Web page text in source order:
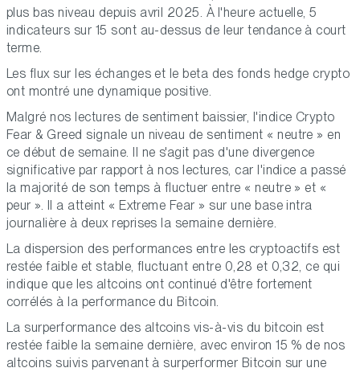
plus bas niveau depuis avril 2025. À l'heure actuelle, 5
indicateurs sur 15 sont au-dessus de leur tendance à court
terme.
Les flux sur les échanges et le beta des fonds hedge crypto
ont montré une dynamique positive.
Malgré nos lectures de sentiment baissier, l'indice Crypto
Fear & Greed signale un niveau de sentiment « neutre » en
ce début de semaine. Il ne s'agit pas d'une divergence
significative par rapport à nos lectures, car l'indice a passé
la majorité de son temps à fluctuer entre « neutre » et «
peur ». Il a atteint « Extreme Fear » sur une base intra
journalière à deux reprises la semaine dernière.
La dispersion des performances entre les cryptoactifs est
restée faible et stable, fluctuant entre 0,28 et 0,32, ce qui
indique que les altcoins ont continué d'être fortement
corrélés à la performance du Bitcoin.
La surperformance des altcoins vis-à-vis du bitcoin est
restée faible la semaine dernière, avec environ 15 % de nos
altcoins suivis parvenant à surperformer Bitcoin sur une